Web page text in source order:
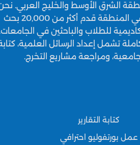
الشرق الأوسط والخليج العربي. نحن
نعتبر أكبر مركز في المنطقة قدم أكثر من 20,000 بحث
للطلاب والباحثين في الجامعات.
تشمل إعداد الرسائل العلمية، كتابة
ومراجعة مشاريع التخرج.
كتابة التقارير
عمل بورتفوليو احترافي